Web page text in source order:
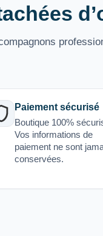
Paiement sécurisé
Boutique 100%
Vos informations de
paiement ne sont
conservées.